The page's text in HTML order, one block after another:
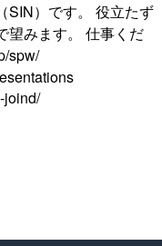
SIN）です。 役立たず
望みます。 仕事くだ
spw/
joind/